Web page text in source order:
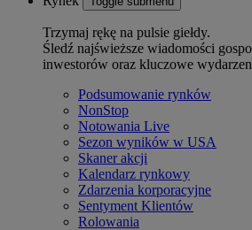
Trzymaj rękę na pulsie giełdy.
Śledź najświeższe wiadomości
inwestorów oraz kluczowe
Podsumowanie rynków
NonStop
Notowania Live
Sezon wyników w USA
Skaner akcji
Kalendarz rynkowy
Zdarzenia korporacyjne
Sentyment Klientów
Rolowania